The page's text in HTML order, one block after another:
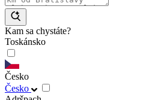
Kam sa chystáte?
Toskánsko
Česko
Česko